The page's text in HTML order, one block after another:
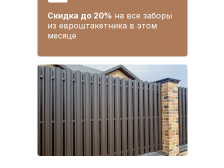
Скидка до 20% на все заборы
из евроштакетника в этом
месяце